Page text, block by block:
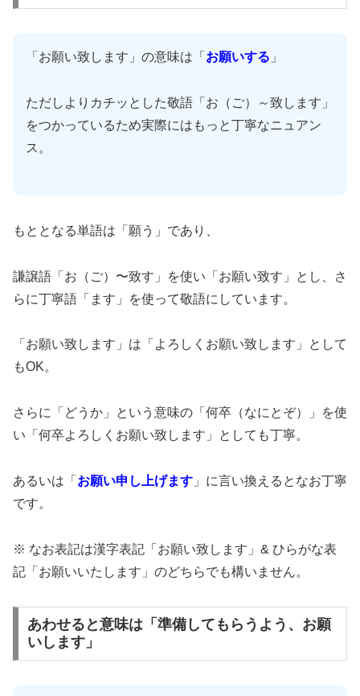
「お願い致します」の意味は「 お願いする 」
ただしよりカチッとした敬語「お（ご）～致します」
をつかっているため実際にはもっと丁寧なニュアン
ス。
もととなる単語は「願う」であり、
謙譲語「お（ご）〜致す」を使い「お願い致す」とし、さ
らに丁寧語「ます」を使って敬語にしています。
「お願い致します」は「よろしくお願い致します」として
もOK。
さらに「どうか」という意味の「何卒（なにとぞ）」を使
い「何卒よろしくお願い致します」としても丁寧。
あるいは「 お願い申し上げます 」に言い換えるとなお丁寧
です。
※ なお表記は漢字表記「お願い致します」& ひらがな表
記「お願いいたします」のどちらでも構いません。
あわせると意味は「準備してもらうよう、お願
いします」